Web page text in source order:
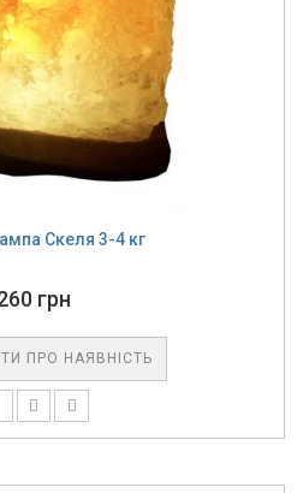
Скеля 3-4 кг
грн
ПРО НАЯВНІСТЬ